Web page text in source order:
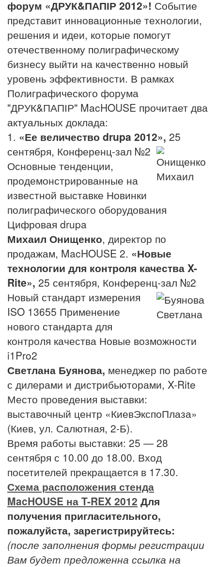
форум «ДРУК&ПАПІР 2012»! Событие
представит инновационные технологии,
решения и идеи, которые помогут
отечественному полиграфическому
бизнесу выйти на качественно новый
уровень эффективности. В рамках
Полиграфического форума
"ДРУК&ПАПІР" MacHOUSE прочитает два
актуальных доклада:
1. «Ее величество drupa 2012», 25
сентября, Конференц-зал №2
Основные тенденции,
продемонстрированные на
известной выставке Новинки
полиграфического оборудования
Цифровая drupa
Михаил Онищенко, директор по
продажам, MacHOUSE 2. «Новые
технологии для контроля качества X-
Rite», 25 сентября, Конференц-зал №2
Новый стандарт измерения
ISO 13655 Применение
нового стандарта для
контроля качества Новые возможности
i1Pro2
Светлана Буянова, менеджер по работе
с дилерами и дистрибьюторами, X-Rite
Место проведения выставки:
выставочный центр «КиевЭкспоПлаза»
(Киев, ул. Салютная, 2-Б).
Время работы выставки: 25 — 28
сентября с 10.00 до 18.00. Вход
посетителей прекращается в 17.30.
Схема расположения стенда
MacHOUSE на T-REX 2012 Для
получения пригласительного,
пожалуйста, зарегистрируйтесь:
(после заполнения формы регистрации
Вам будет предложенна ссылка на